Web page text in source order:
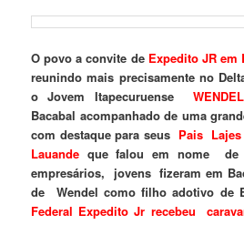
O povo a convite de Expedito JR em
reunindo mais precisamente no
o Jovem Itapecuruense
Bacabal acompanhado de uma
com destaque para seus Pais Lajes
Lauande que falou em nome de
empresários, jovens fizeram em
de Wendel como filho adotivo de
Federal Expedito Jr recebeu